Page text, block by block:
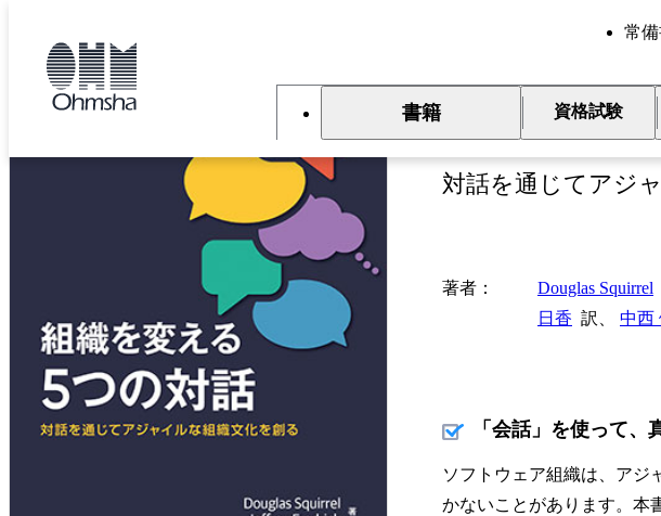
常
書籍 資格試験
組織を変え
対話を通じてアジ
著者 Douglas Squirrel
日香 訳、 中西
「会話」を使って
ソフトウェア組織は、アジ
かないことがあります。本